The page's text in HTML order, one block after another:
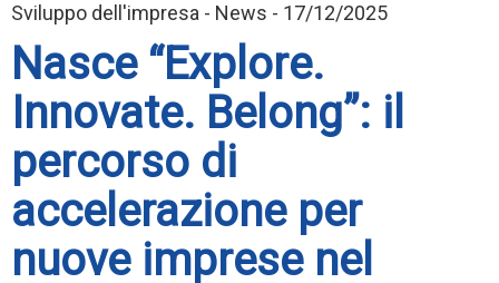
Sviluppo dell'impresa - News - 17/12/2025
Nasce “Explore.
Innovate. Belong”: il
percorso di
accelerazione per
nuove imprese nel